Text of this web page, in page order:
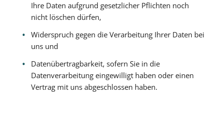
Ihre Daten aufgrund gesetzlicher Pflichten noch
nicht löschen dürfen,
Widerspruch gegen die Verarbeitung Ihrer Daten bei
uns und
Datenübertragbarkeit, sofern Sie in die
Datenverarbeitung eingewilligt haben oder einen
Vertrag mit uns abgeschlossen haben.